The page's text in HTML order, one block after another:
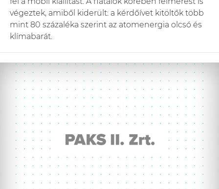
végeztek, amiből kiderült: a kérdőívet kitöltők több
mint 80 százaléka szerint az atomenergia olcsó és
klímabarát.